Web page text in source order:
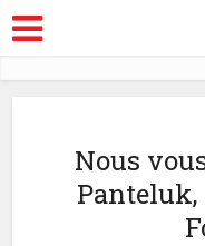
Nous
Panteluk,